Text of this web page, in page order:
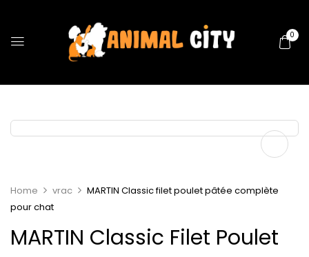
0
Home vrac
MARTIN Classic filet poulet pâtée complète
pour chat
MARTIN Classic Filet Poulet